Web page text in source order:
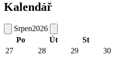
Kalendář
Srpen2026
Po
Út St
27
28 29 30